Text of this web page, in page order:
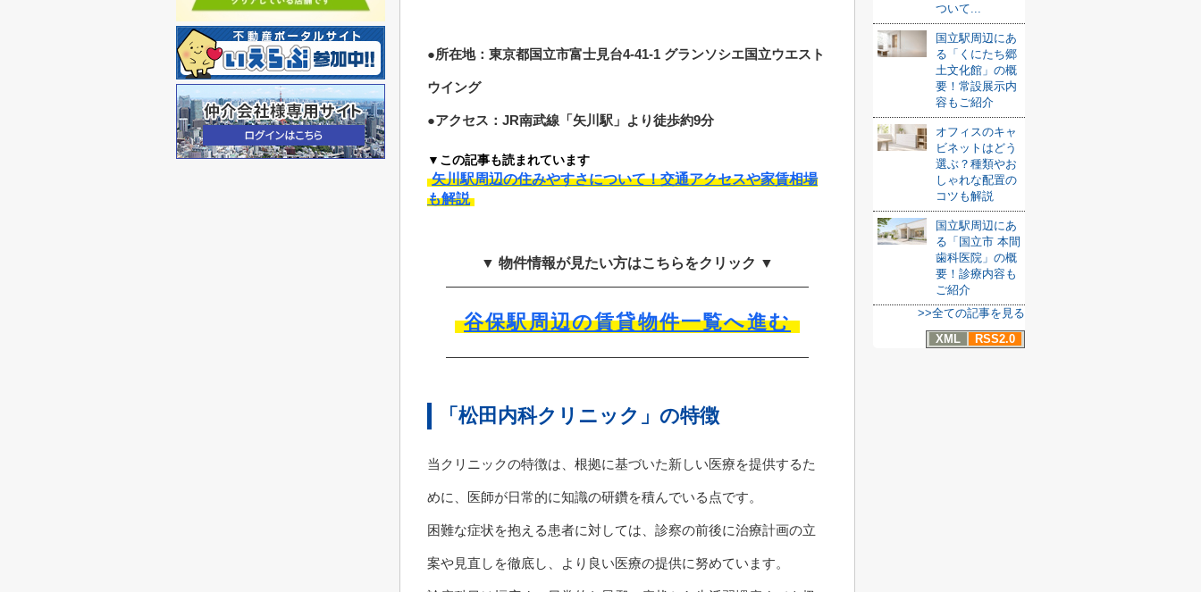
●所在地：東京都国立市富士見台4-41-1 グランソシエ国立ウエスト
ウイング
●アクセス：JR南武線「矢川駅」より徒歩約9分
▼この記事も読まれています
矢川駅周辺の住みやすさについて！交通アクセスや家賃相場
も解説
▼ 物件情報が見たい方はこちらをクリック ▼
谷保駅周辺の賃貸物件一覧へ進む
「松田内科クリニック」の特徴
当クリニックの特徴は、根拠に基づいた新しい医療を提供するた
めに、医師が日常的に知識の研鑽を積んでいる点です。
困難な症状を抱える患者に対しては、診察の前後に治療計画の立
案や見直しを徹底し、より良い医療の提供に努めています。
ついて...
国立駅周辺にあ
る「くにたち郷
土文化館」の概
要！常設展示内
容もご紹介
オフィスのキャ
ビネットはどう
選ぶ？種類やお
しゃれな配置の
コツも解説
国立駅周辺にあ
る「国立市 本間
歯科医院」の概
要！診療内容も
ご紹介
>>全ての記事を見る
XML
RSS2.0